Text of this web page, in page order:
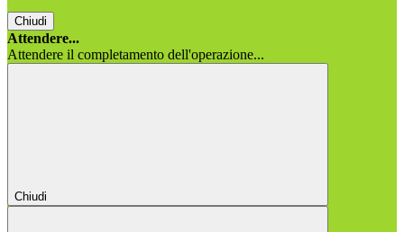
Chiudi
Attendere...
Attendere il completamento dell'operazione...
Chiudi